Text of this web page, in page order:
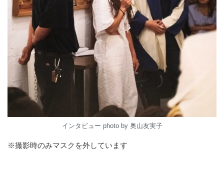
インタビュー photo by 奥山友実子
※撮影時のみマスクを外しています